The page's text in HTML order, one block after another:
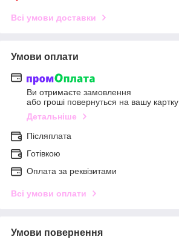
Всі умови доставки
Умови оплати
Ви отримаєте замовлення
або гроші повернуться на вашу картку
Детальніше
Післяплата
Готівкою
Оплата за реквізитами
Всі умови оплати
Умови повернення